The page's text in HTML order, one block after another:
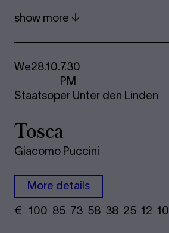
show more
We28.10.7.30
PM
Staatsoper Unter den Linden
Tosca
Giacomo Puccini
More details
€ ​ 100 85 73​ 58 38 25​ 12 10